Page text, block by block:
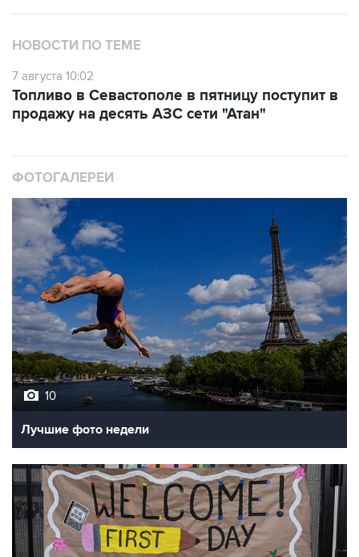
НОВОСТИ ПО ТЕМЕ
7 августа 10:02
Топливо в Севастополе в пятницу поступит в
продажу на десять АЗС сети "Атан"
ФОТОГАЛЕРЕИ
10
Лучшие фото недели